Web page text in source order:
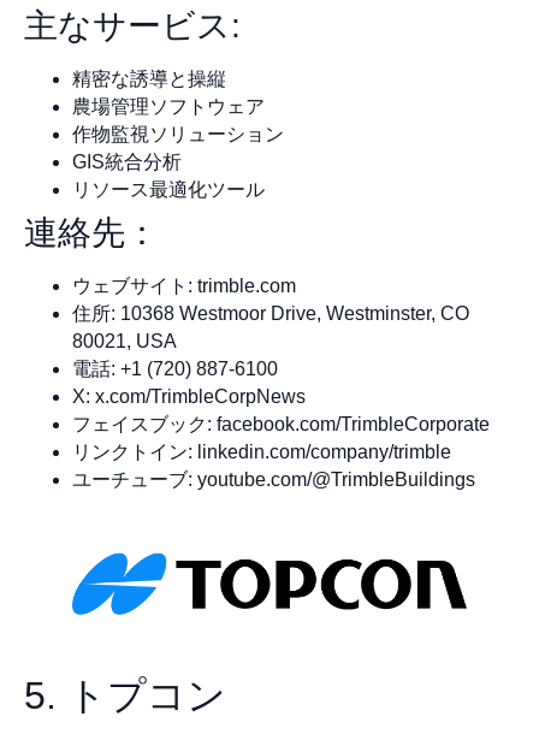
主なサービス:
精密な誘導と操縦
農場管理ソフトウェア
作物監視ソリューション
GIS統合分析
リソース最適化ツール
連絡先：
ウェブサイト: trimble.com
住所: 10368 Westmoor Drive, Westminster, CO
80021, USA
電話: +1 (720) 887-6100
X: x.com/TrimbleCorpNews
フェイスブック: facebook.com/TrimbleCorporate
リンクトイン: linkedin.com/company/trimble
ユーチューブ: youtube.com/@TrimbleBuildings
5. トプコン